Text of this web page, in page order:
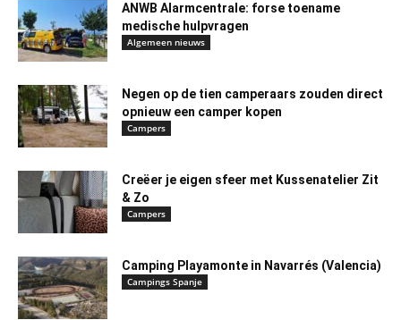
ANWB Alarmcentrale: forse toename
medische hulpvragen
Algemeen nieuws
Negen op de tien camperaars zouden direct
opnieuw een camper kopen
Campers
Creëer je eigen sfeer met Kussenatelier Zit
& Zo
Campers
Camping Playamonte in Navarrés (Valencia)
Campings Spanje